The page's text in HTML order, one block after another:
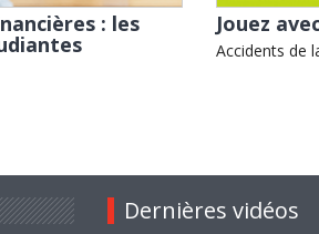
: les Jouez
Accidents de
Dernières vidéos